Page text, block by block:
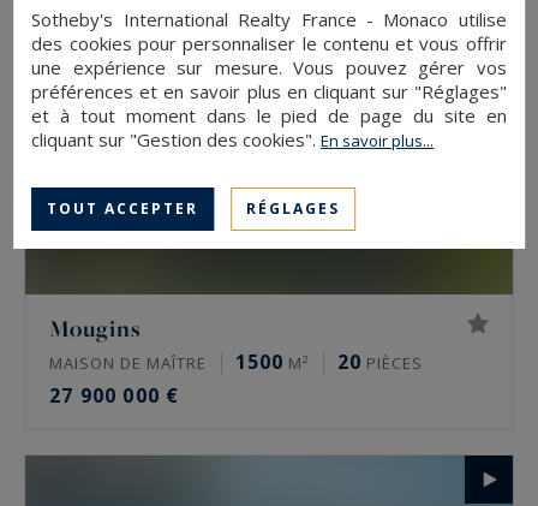
Mougins
MAISON DE MAÎTRE 1500 M² 20 PIÈCES
27 900 000 €
Sotheby's International Realty France - Monaco utilise
des cookies pour personnaliser le contenu et vous offrir
une expérience sur mesure. Vous pouvez gérer vos
préférences et en savoir plus en cliquant sur "Réglages"
et à tout moment dans le pied de page du site en
cliquant sur "Gestion des cookies".En savoir plus...
TOUT ACCEPTER RÉGLAGES